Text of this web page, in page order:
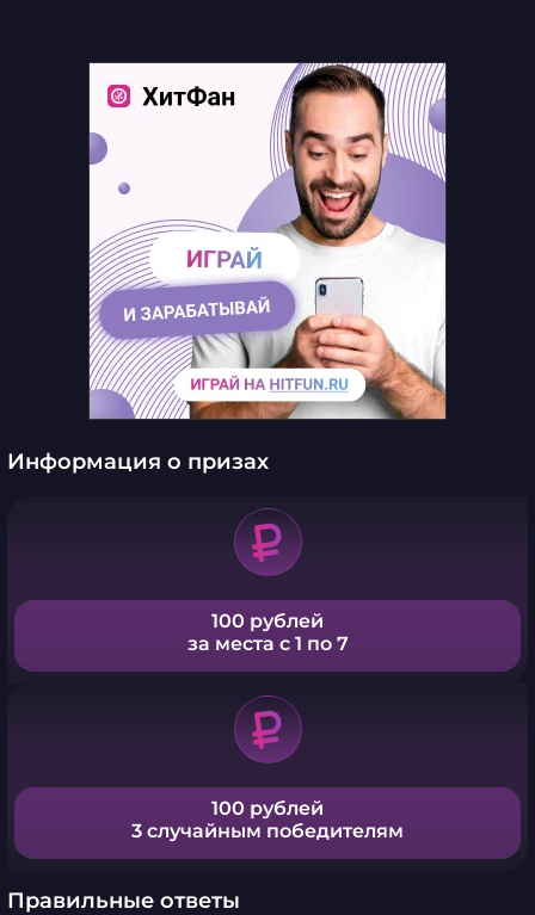
Информация о призах
100 рублей
за места с 1 по 7
100 рублей
3 случайным победителям
Правильные ответы